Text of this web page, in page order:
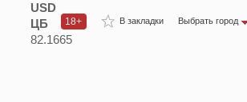
В закладки Выбрать город
18+
USD
ЦБ
82.1665